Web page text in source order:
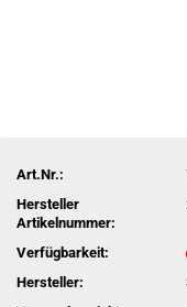
Art.Nr.:
Hersteller
Artikelnummer:
Verfügbarkeit:
Hersteller: